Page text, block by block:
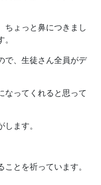
ちょっと鼻につきまし
で、生徒さん全員がデ
なってくれると思って
ます。
とを祈っています。